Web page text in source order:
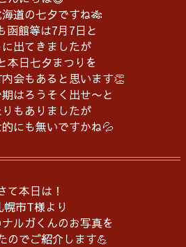
道の七夕ですね🎋
函館等は7月7日と
出てきましたが
本日七夕まつりを
会もあると思います👏
はろうそく出せ〜と
もありましたが
にも無いですかね💦
て本日は！
幌市T様より
ルガくんのお写真を
のでご紹介します💪